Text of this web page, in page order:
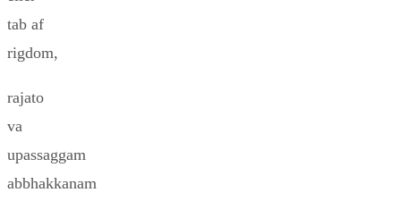
tab af
rigdom,
rajato
va
upassaggam
abbhakkanam